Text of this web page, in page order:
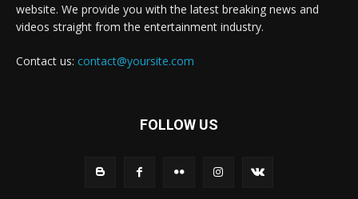
website. We provide you with the latest breaking news and
videos straight from the entertainment industry.
Contact us: contact@yoursite.com
FOLLOW US